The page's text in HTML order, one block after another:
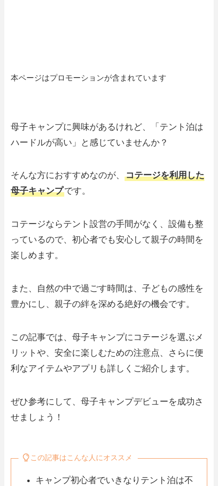
本ページはプロモーションが含まれています
母子キャンプに興味があるけれど、「テント泊は
ハードルが高い」と感じていませんか？
そんな方におすすめなのが、コテージを利用した
母子キャンプです。
コテージならテント設営の手間がなく、設備も整
っているので、初心者でも安心して親子の時間を
楽しめます。
また、自然の中で過ごす時間は、子どもの感性を
豊かにし、親子の絆を深める絶好の機会です。
この記事では、母子キャンプにコテージを選ぶメ
リットや、安全に楽しむための注意点、さらに便
利なアイテムやアプリも詳しくご紹介します。
ぜひ参考にして、母子キャンプデビューを成功さ
せましょう！
この記事はこんな人にオススメ
キャンプ初心者でいきなりテント泊は不